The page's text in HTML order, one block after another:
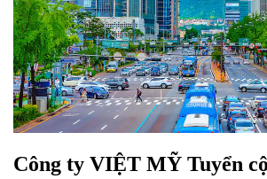
Công ty VIỆT MỸ Tuyển